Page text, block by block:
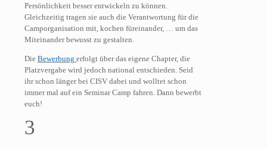
Persönlichkeit besser entwickeln zu können.
Gleichzeitig tragen sie auch die Verantwortung für die
Camporganisation mit, kochen füreinander, … um das
Miteinander bewusst zu gestalten.
Die Bewerbung erfolgt über das eigene Chapter, die
Platzvergabe wird jedoch national entschieden. Seid
ihr schon länger bei CISV dabei und wolltet schon
immer mal auf ein Seminar Camp fahren. Dann bewerbt
euch!
3